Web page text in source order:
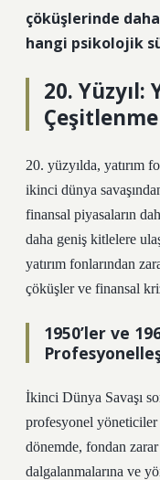
çöküşlerinde
hangi psikolojik
20. Yüzyıl:
20. yüzyılda, yatırım
ikinci dünya
finansal piyasaların
daha geniş kitlelere
yatırım fonlarından
çöküşler ve finansal
1950’ler ve
İkinci Dünya Savaşı
profesyonel yöneticiler
dönemde, fondan
dalgalanmalarına ve